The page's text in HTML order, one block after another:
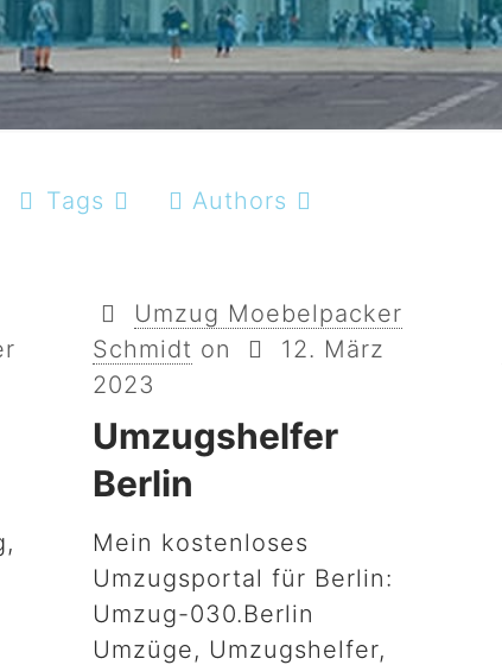
Tags Authors
Umzug Moebelpacker
Schmidt on
12. März
2023
Umzugshelfer
Berlin
Mein kostenloses
Umzugsportal für Berlin:
Umzug-030.Berlin
Umzüge, Umzugshelfer,